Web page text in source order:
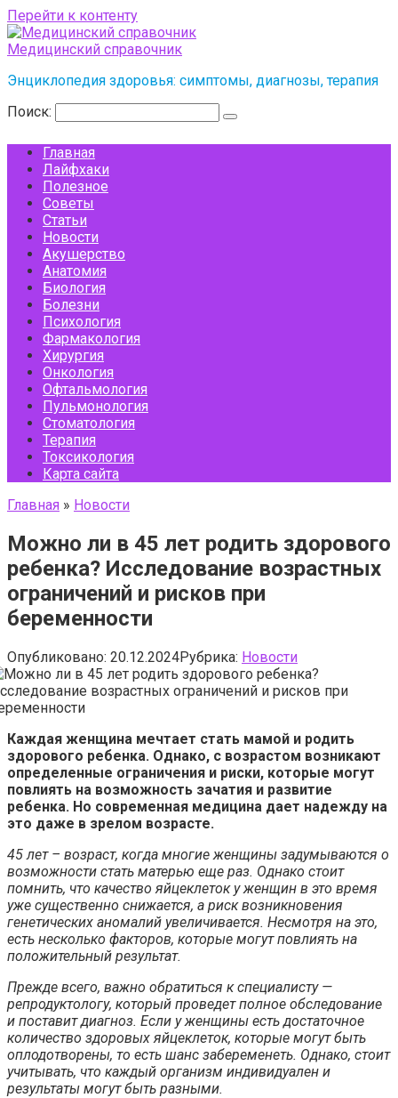
Перейти к контенту
Медицинский справочник
Энциклопедия здоровья: симптомы, диагнозы, терапия
Поиск:
Главная
Лайфхаки
Полезное
Советы
Статьи
Новости
Акушерство
Анатомия
Биология
Болезни
Психология
Фармакология
Хирургия
Онкология
Офтальмология
Пульмонология
Стоматология
Терапия
Токсикология
Карта сайта
Главная » Новости
Можно ли в 45 лет родить здорового
ребенка? Исследование возрастных
ограничений и рисков при
беременности
Опубликовано: 20.12.2024Рубрика: Новости
Каждая женщина мечтает стать мамой и родить
здорового ребенка. Однако, с возрастом возникают
определенные ограничения и риски, которые могут
повлиять на возможность зачатия и развитие
ребенка. Но современная медицина дает надежду на
это даже в зрелом возрасте.
45 лет – возраст, когда многие женщины задумываются о
возможности стать матерью еще раз. Однако стоит
помнить, что качество яйцеклеток у женщин в это время
уже существенно снижается, а риск возникновения
генетических аномалий увеличивается. Несмотря на это,
есть несколько факторов, которые могут повлиять на
положительный результат.
Прежде всего, важно обратиться к специалисту —
репродуктологу, который проведет полное обследование
и поставит диагноз. Если у женщины есть достаточное
количество здоровых яйцеклеток, которые могут быть
оплодотворены, то есть шанс забеременеть. Однако, стоит
учитывать, что каждый организм индивидуален и
результаты могут быть разными.